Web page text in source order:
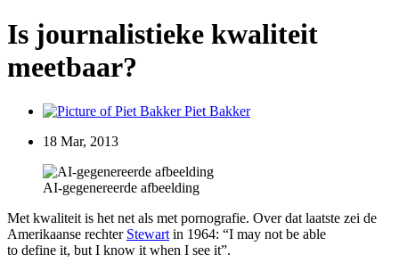
Is journalistieke kwaliteit
meetbaar?
Piet Bakker
18 Mar, 2013
AI-gegenereerde afbeelding
Met kwaliteit is het net als met pornografie. Over dat laatste zei de
Amerikaanse rechter Stewart in 1964: “I may not be able
to define it, but I know it when I see it”.